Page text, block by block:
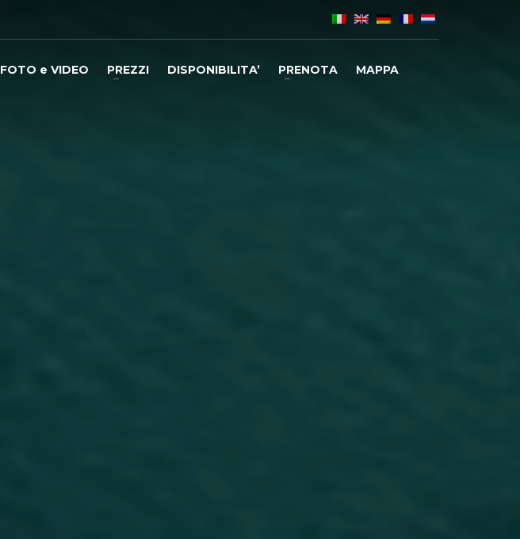
FOTO e VIDEO PREZZI DISPONIBILITA’ PRENOTA MAPPA